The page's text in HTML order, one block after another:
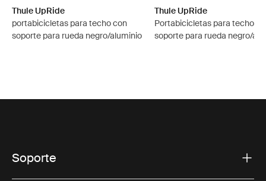
Thule UpRide
portabicicletas para techo con
soporte para rueda negro/aluminio
Thule UpRide
Portabicicletas para techo
soporte para rueda negro/
Soporte